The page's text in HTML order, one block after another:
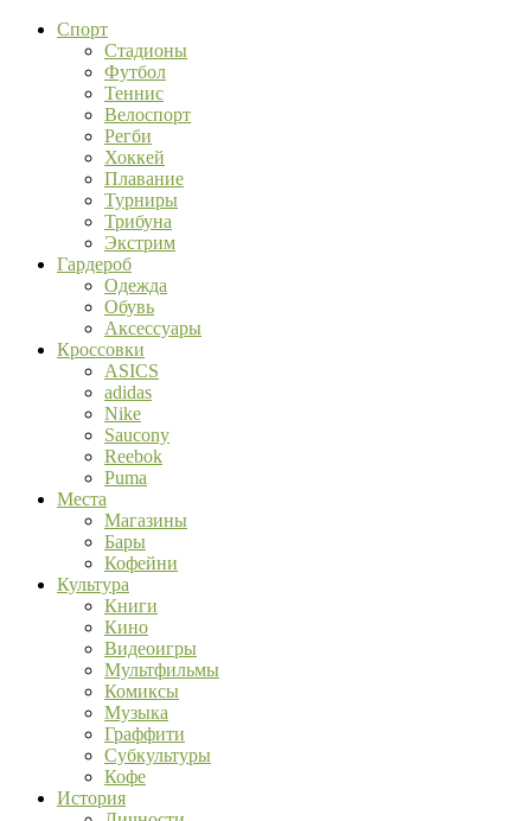
Спорт
Стадионы
Футбол
Теннис
Велоспорт
Регби
Хоккей
Плавание
Турниры
Трибуна
Экстрим
Гардероб
Одежда
Обувь
Аксессуары
Кроссовки
ASICS
adidas
Nike
Saucony
Reebok
Puma
Места
Магазины
Бары
Кофейни
Культура
Книги
Кино
Видеоигры
Мультфильмы
Комиксы
Музыка
Граффити
Субкультуры
Кофе
История